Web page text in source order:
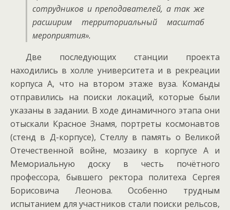
сотрудников и преподавателей, а так же
расширим территориальный масштаб
мероприятия».
Две последующих станции проекта
находились в холле университета и в рекреации
корпуса А, что на втором этаже вуза. Команды
отправились на поиски локаций, которые были
указаны в задании. В ходе динамичного этапа они
отыскали Красное Знамя, портреты космонавтов
(стенд в Д-корпусе), Стеллу в память о Великой
Отечественной войне, мозаику в корпусе А и
Мемориальную доску в честь почётного
профессора, бывшего ректора политеха Сергея
Борисовича Леонова. Особенно трудным
испытанием для участников стали поиски рельсов,